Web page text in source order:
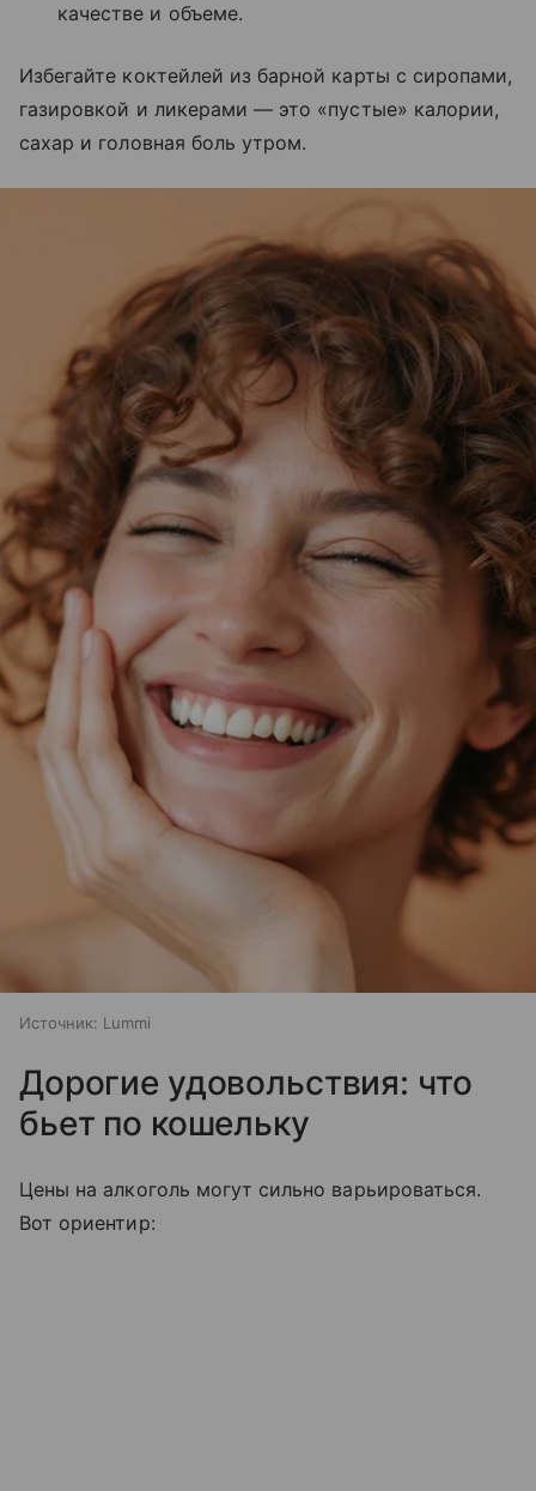
качестве и объеме.
Избегайте коктейлей из барной карты с сиропами,
газировкой и ликерами — это «пустые» калории,
сахар и головная боль утром.
Источник: Lummi
Дорогие удовольствия: что
бьет по кошельку
Цены на алкоголь могут сильно варьироваться.
Вот ориентир: